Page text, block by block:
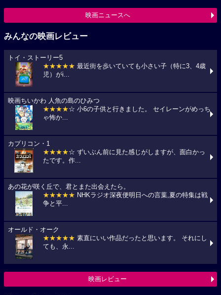
映画ニュースへ
みんなの映画レビュー
トイ・ストーリー5
★★★★★ 最近街を歩いていても小さい子（特に3、4歳
児）がi...
映画ちいかわ 人魚の島のひみつ
★★★★☆ 小6の子供と行きました。 セイレーンがめっち
ゃ怖か...
カプリコン・1
★★★★☆ ずいぶん前に見た感じがしますが、面白かっ
たです。作...
あの花が咲く丘で、君とまた出会えたら。
★★★★★ NHKラジオ深夜便明日への言葉,夏の特集は戦
争と平...
オールド・オーク
★★★★★ 素直にいい作品だったと思います。 それにし
ても、永...
映画レビュー